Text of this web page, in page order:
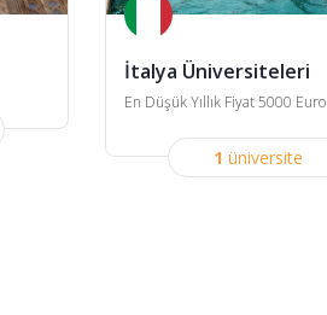
İtalya Üniversiteleri
En Düşük Yıllık Fiyat 5000 Euro
1 üniversite